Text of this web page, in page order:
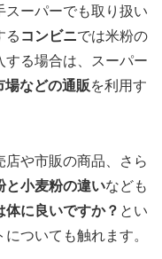
スーパーでも取り扱い
る コンビニでは米粉の
る場合は、スーパー
などの通販を利用す
店や市販の商品、さら
と小麦粉の違いなども
体に良いですか？ とい
ついても触れます。